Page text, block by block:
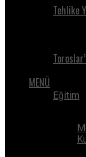
Tehlike
MENÜ
Eğitim